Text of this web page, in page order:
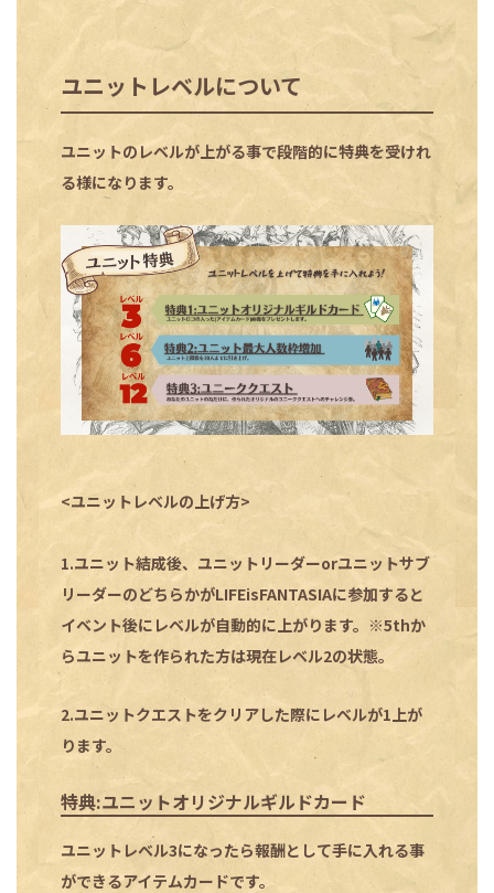
ユニットレベルについて
ユニットのレベルが上がる事で段階的に特典を受けれ
る様になります。
<ユニットレベルの上げ方>
1.ユニット結成後、ユニットリーダーorユニットサブ
リーダーのどちらかがLIFEisFANTASIAに参加すると
イベント後にレベルが自動的に上がります。※5thか
らユニットを作られた方は現在レベル2の状態。
2.ユニットクエストをクリアした際にレベルが1上が
ります。
特典:ユニットオリジナルギルドカード
ユニットレベル3になったら報酬として手に入れる事
ができるアイテムカードです。